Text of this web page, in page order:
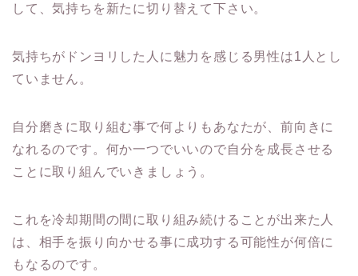
して、気持ちを新たに切り替えて下さい。
気持ちがドンヨリした人に魅力を感じる男性は1人とし
ていません 。
自分磨きに取り組む事で何よりもあなたが、 前向きに
なれるのです。何か一つでいいので自分を成長させる
ことに取り組んでいきましょ う。
これを冷却期間の間に取り組み続けることが出来た人
は、 相手を振り向かせる事に成功する可能性が何倍に
もなるのです。